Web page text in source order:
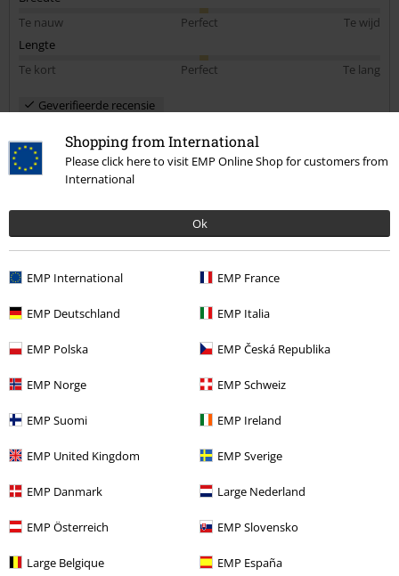
Shopping from International
Please click here to visit EMP Online Shop for customers from
International
Ok
EMP International EMP France
EMP Deutschland EMP Italia
EMP Polska EMP Česká Republika
EMP Norge EMP Schweiz
EMP Suomi EMP Ireland
EMP United Kingdom EMP Sverige
EMP Danmark Large Nederland
EMP Österreich EMP Slovensko
Large Belgique EMP España
Te nauw
Perfect
Te wijd
Lengte
Te kort
Perfect Te lang
Geverifieerde recensie
Heeft deze recensie je geholpen?
Opmerking
Lengte in meter (bijv. 1,78): 1.74
Bestelde maat: M
Supper mooi
Heel mooi appert t,hirt van Depeche mode altijd al willen hebben en
nu bij de Large ! Fantastisch.
Mooie kwaliteit en perfecte pasvorm gewoon maat M besteld en die
was goed
Kwaliteit
Ontwerp